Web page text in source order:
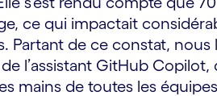
ce qui impactait
Partant de ce constat, nous
l’assistant GitHub
mains de toutes les